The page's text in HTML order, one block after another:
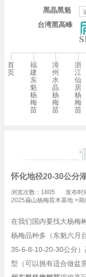
台湾黑高峰
黑晶黑魁
首
页
福
建
东
魁
杨
梅
苗
漳
州
水
晶
杨
梅
苗
浙
江
仙
居
杨
梅
苗
怀化地径20-30公分
浏览次数：1805
发布时
2025扁山杨梅苗木基地>湖
在我们国内要找大杨梅
杨梅品种多（东魁六月
35-6-8-10-20-30公分
型（可以挑有适合做盆